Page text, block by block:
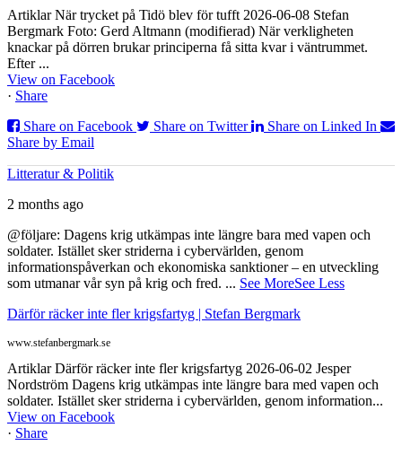
Artiklar När trycket på Tidö blev för tufft 2026-06-08 Stefan
Bergmark Foto: Gerd Altmann (modifierad) När verkligheten
knackar på dörren brukar principerna få sitta kvar i väntrummet.
Efter ...
View on Facebook
· Share
Share on Facebook
Share on Twitter
Share on Linked In
Share by Email
Litteratur & Politik
2 months ago
@följare: Dagens krig utkämpas inte längre bara med vapen och
soldater. Istället sker striderna i cybervärlden, genom
informationspåverkan och ekonomiska sanktioner – en utveckling
som utmanar vår syn på krig och fred. ... See MoreSee Less
Därför räcker inte fler krigsfartyg | Stefan Bergmark
www.stefanbergmark.se
Artiklar Därför räcker inte fler krigsfartyg 2026-06-02 Jesper
Nordström Dagens krig utkämpas inte längre bara med vapen och
soldater. Istället sker striderna i cybervärlden, genom information...
View on Facebook
· Share